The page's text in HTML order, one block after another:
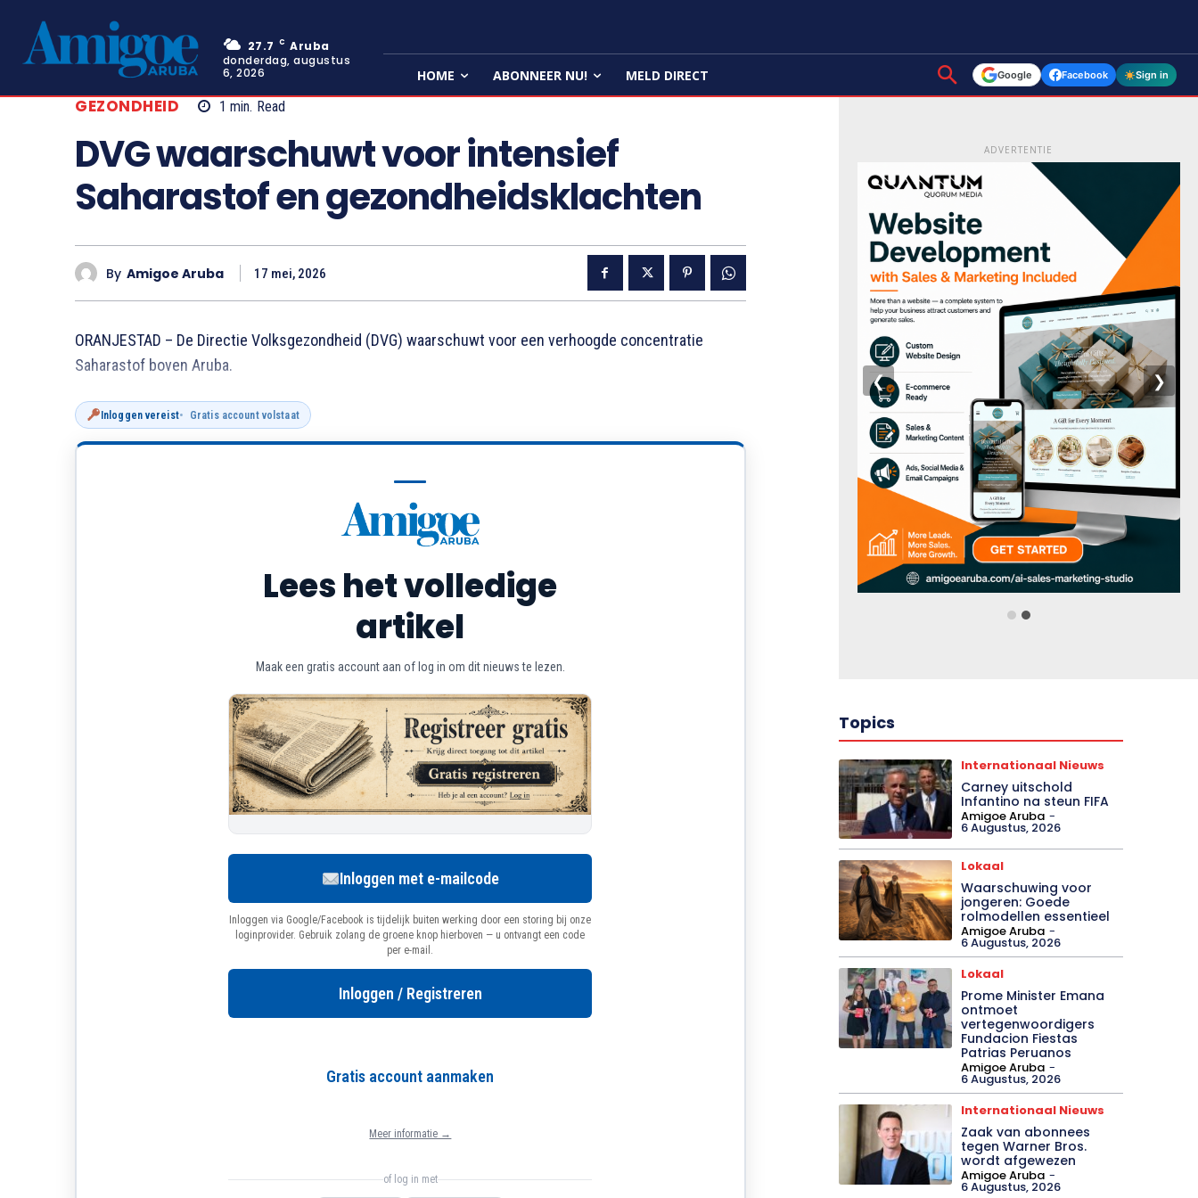
27.7 C Aruba
donderdag, augustus
6, 2026
HOME ABONNEER NU! MELD DIRECT Google Facebook Sign in
GEZONDHEID 1 min. Read
DVG waarschuwt voor intensief
Saharastof en gezondheidsklachten
By Amigoe Aruba 17 mei, 2026
ORANJESTAD – De Directie Volksgezondheid (DVG) waarschuwt voor een verhoogde concentratie
Saharastof boven Aruba.
Inloggen vereist Gratis account volstaat
Lees het volledige
artikel
Maak een gratis account aan of log in om dit nieuws te lezen.
Inloggen met e-mailcode
Inloggen via Google/Facebook is tijdelijk buiten werking door een storing bij onze
loginprovider. Gebruik zolang de groene knop hierboven — u ontvangt een code
per e-mail.
Inloggen / Registreren
Gratis account aanmaken
Meer informatie →
of log in met
ADVERTENTIE
❮ ❯
Topics
Internationaal Nieuws
Carney uitschold
Infantino na steun FIFA
Amigoe Aruba -
6 Augustus, 2026
Lokaal
Waarschuwing voor
jongeren: Goede
rolmodellen essentieel
Amigoe Aruba -
6 Augustus, 2026
Lokaal
Prome Minister Emana
ontmoet
vertegenwoordigers
Fundacion Fiestas
Patrias Peruanos
Amigoe Aruba -
6 Augustus, 2026
Internationaal Nieuws
Zaak van abonnees
tegen Warner Bros.
wordt afgewezen
Amigoe Aruba -
6 Augustus, 2026